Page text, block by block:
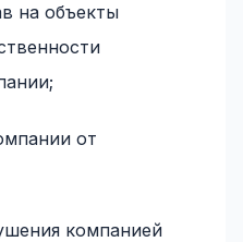
на объекты
от
компанией